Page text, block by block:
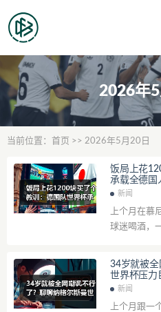
2026年
当前位置： 首页 >> 2026年5月20日
饭局上花
承载全德国
新闻
上个月在慕
球迷喝酒，
拍着桌子说
34岁就被全
世界杯压力
新闻
上个月跟一